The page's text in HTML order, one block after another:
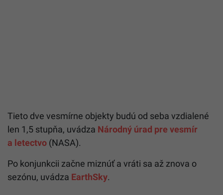
Tieto dve vesmírne objekty budú od seba vzdialené
len 1,5 stupňa, uvádza Národný úrad pre vesmír
a letectvo (NASA).
Po konjunkcii začne miznúť a vráti sa až znova o
sezónu, uvádza EarthSky.